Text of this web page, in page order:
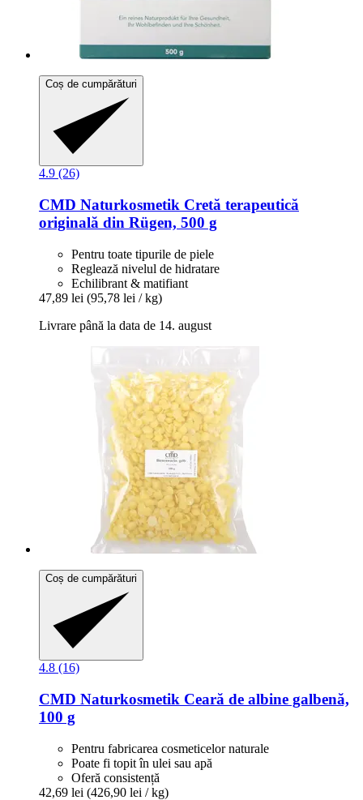
Coș de cumpărături
4.9 (26)
CMD Naturkosmetik Cretă terapeutică
originală din Rügen, 500 g
Pentru toate tipurile de piele
Reglează nivelul de hidratare
Echilibrant & matifiant
47,89 lei (95,78 lei / kg)
Livrare până la data de 14. august
Coș de cumpărături
4.8 (16)
CMD Naturkosmetik Ceară de albine galbenă,
100 g
Pentru fabricarea cosmeticelor naturale
Poate fi topit în ulei sau apă
Oferă consistență
42,69 lei (426,90 lei / kg)